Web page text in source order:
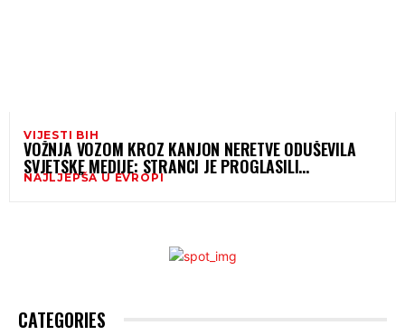
VIJESTI BIH
VOŽNJA VOZOM KROZ KANJON NERETVE ODUŠEVILA
SVJETSKE MEDIJE: STRANCI JE PROGLASILI
NAJLJEPŠOM U EVROPI
NAJLJEPŠA U EVROPI
CATEGORIES